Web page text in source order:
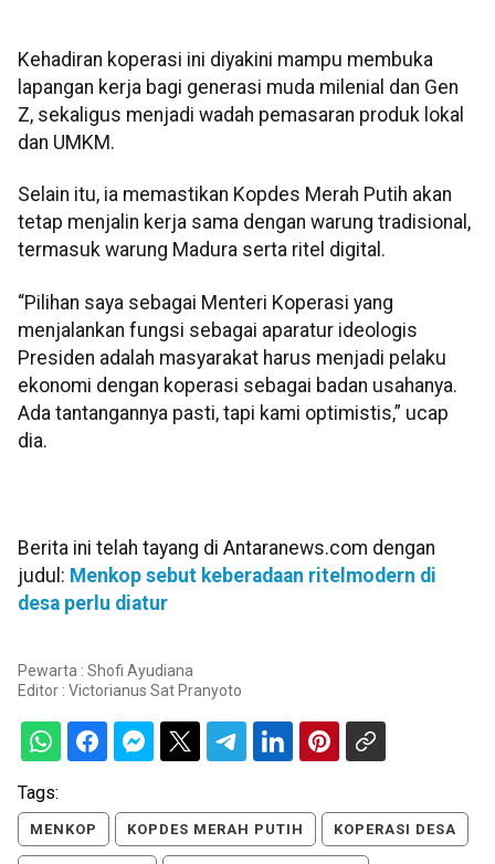
Kehadiran koperasi ini diyakini mampu membuka
lapangan kerja bagi generasi muda milenial dan Gen
Z, sekaligus menjadi wadah pemasaran produk lokal
dan UMKM.
Selain itu, ia memastikan Kopdes Merah Putih akan
tetap menjalin kerja sama dengan warung tradisional,
termasuk warung Madura serta ritel digital.
“Pilihan saya sebagai Menteri Koperasi yang
menjalankan fungsi sebagai aparatur ideologis
Presiden adalah masyarakat harus menjadi pelaku
ekonomi dengan koperasi sebagai badan usahanya.
Ada tantangannya pasti, tapi kami optimistis,” ucap
dia.
Berita ini telah tayang di Antaranews.com dengan
judul: Menkop sebut keberadaan ritel modern di
desa perlu diatur
Pewarta : Shofi Ayudiana
Editor : Victorianus Sat Pranyoto
Tags:
MENKOP KOPDES MERAH PUTIH KOPERASI DESA